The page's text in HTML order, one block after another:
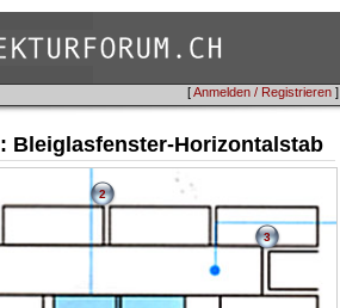
[Anmelden / Registrieren ]
: Bleiglasfenster-Horizontalstab
2
3